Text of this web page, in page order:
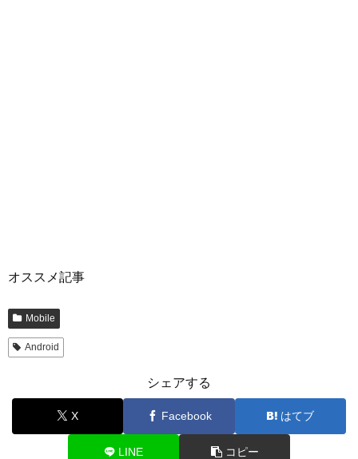
オススメ記事
Mobile
Android
シェアする
X Facebook はてブ
LINE コピー